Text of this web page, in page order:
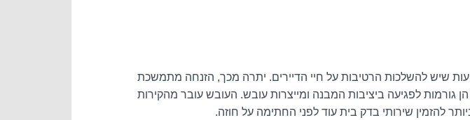
ביחס להשפעות שיש להשלכות הרטיבות על חיי הדיירים. יתרה מכך, הזנחה מתמשכת
גורמות לפגיעה ביציבות המבנה ומייצרות עובש. העובש עובר מהקירות
להזמין שירותי בדק בית עוד לפני החתימה על חוזה.